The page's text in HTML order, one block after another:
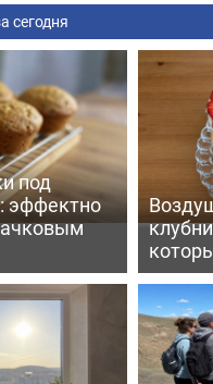
сегодня
под
эффектно